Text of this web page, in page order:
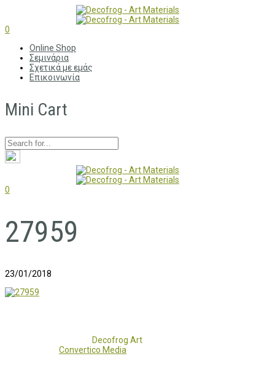
0
Online Shop
Σεμινάρια
Σχετικά με εμάς
Επικοινωνία
Mini Cart
0
27959
23/01/2018
Decofrog Art
Convertico Media